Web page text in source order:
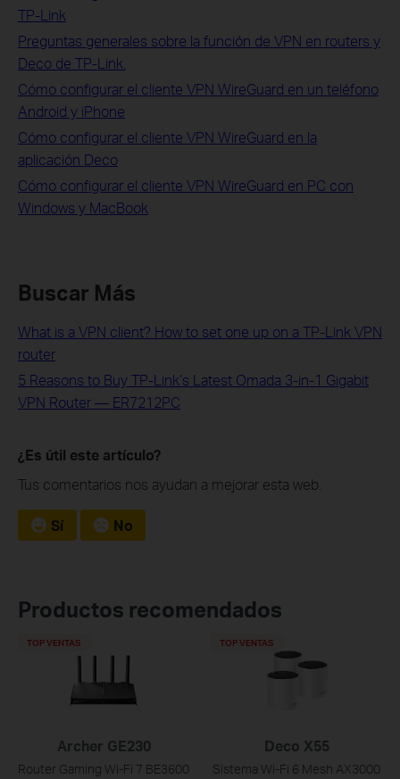
TP-Link
Preguntas generales sobre la función de VPN en routers y
Deco de TP-Link.
Cómo configurar el cliente VPN WireGuard en un teléfono
Android y iPhone
Cómo configurar el cliente VPN WireGuard en la
aplicación Deco
Cómo configurar el cliente VPN WireGuard en PC con
Windows y MacBook
Buscar Más
What is a VPN client? How to set one up on a TP-Link VPN
router
5 Reasons to Buy TP-Link’s Latest Omada 3-in-1 Gigabit
VPN Router — ER7212PC
¿Es útil este artículo?
Tus comentarios nos ayudan a mejorar esta web.
Sí No
Productos recomendados
Archer GE230
Router Gaming Wi-Fi 7 BE3600
TOP VENTAS
Deco X55
Sistema Wi-Fi 6 Mesh AX3000
TOP VENTAS